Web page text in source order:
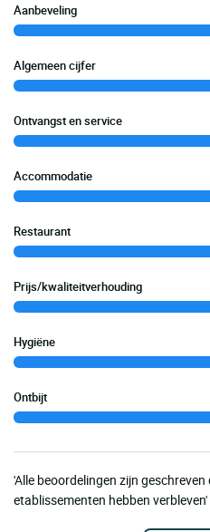
Aanbeveling
Algemeen cijfer
Ontvangst en service
Accommodatie
Restaurant
Prijs/kwaliteitverhouding
Hygiëne
Ontbijt
'Alle beoordelingen zijn
etablissementen hebben verbleven'